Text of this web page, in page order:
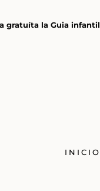
gratuíta la Guia infantil
INICIO